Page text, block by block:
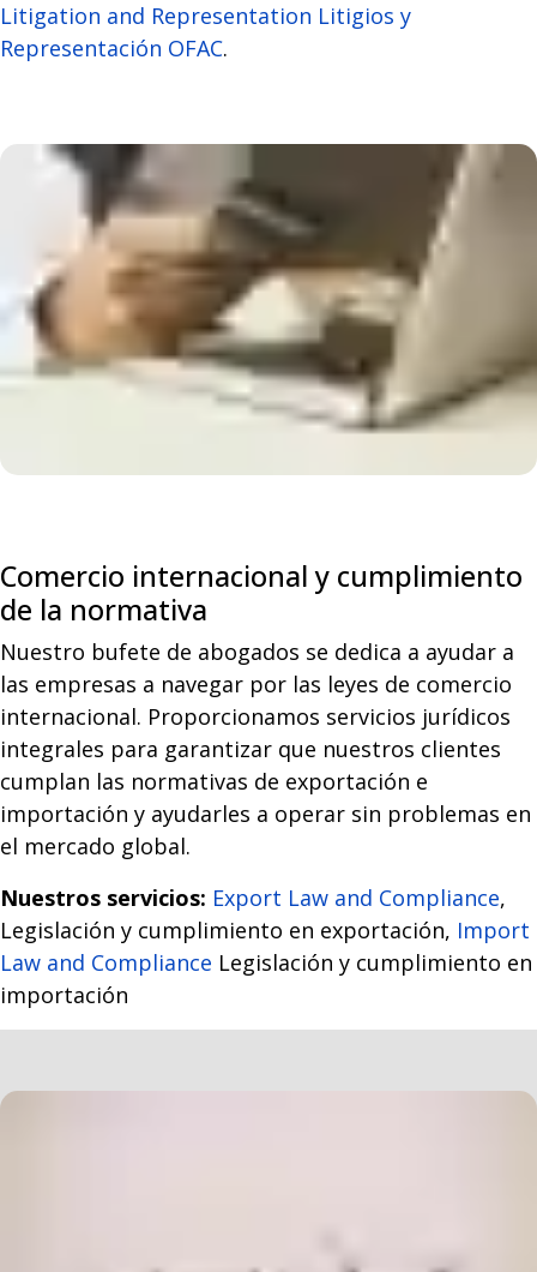
Litigation and Representation Litigios y
Representación OFAC.
Comercio internacional y cumplimiento
de la normativa
Nuestro bufete de abogados se dedica a ayudar a
las empresas a navegar por las leyes de comercio
internacional. Proporcionamos servicios jurídicos
integrales para garantizar que nuestros clientes
cumplan las normativas de exportación e
importación y ayudarles a operar sin problemas en
el mercado global.
Nuestros servicios: Export Law and Compliance,
Legislación y cumplimiento en exportación, Import
Law and Compliance Legislación y cumplimiento en
importación